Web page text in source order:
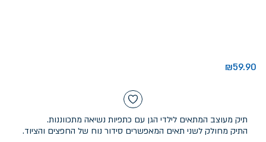
₪59.90
תיק מעוצב המתאים לילדי הגן עם כתפיות נשיאה מתכווננות.
התיק מחולק לשני תאים המאפשרים סידור נוח של החפצים והציוד.